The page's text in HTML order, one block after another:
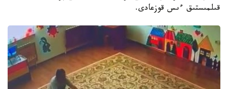
قىلمىستىق ءىس قوزعادى.